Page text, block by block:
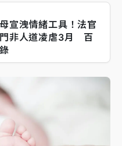
宣洩情緒工具！法官
非人道凌虐3月 百